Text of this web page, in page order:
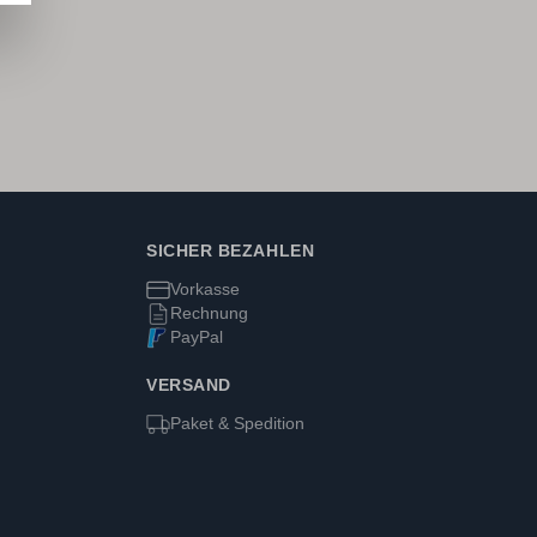
SICHER BEZAHLEN
Vorkasse
Rechnung
PayPal
VERSAND
Paket & Spedition